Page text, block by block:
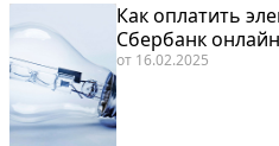
Как оплатить
Сбербанк
от 16.02.2025